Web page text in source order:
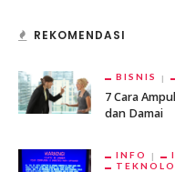
REKOMENDASI
BISNIS
7 Cara
dan Damai
INFO